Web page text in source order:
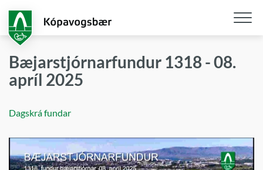
aðalefni
Bæjarstjórnarfundur 1318 - 08.
apríl 2025
Dagskrá fundar
Opna
loka